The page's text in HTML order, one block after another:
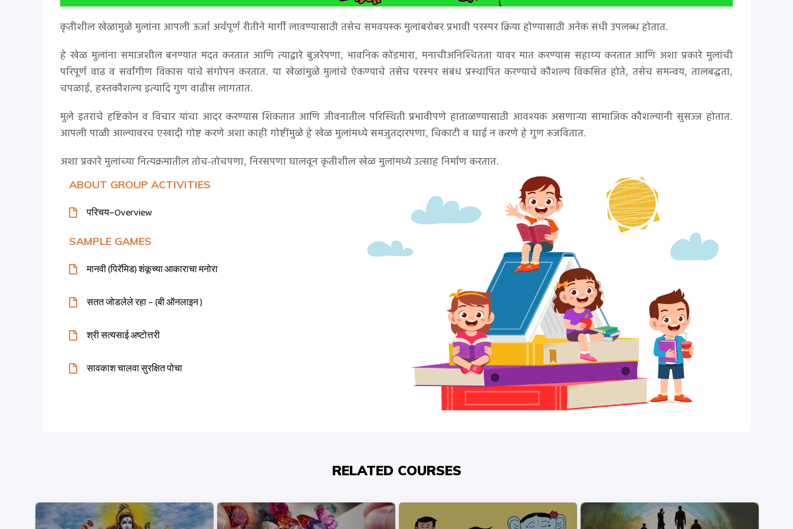
कृतीशील खेळांमुळे मुलांना आपली ऊर्जा अर्थपूर्ण रीतीने मार्गी लावण्यासाठी तसेच समवयस्क मुलांबरोबर प्रभावी परस्पर क्रिया होण्यासाठी अनेक संधी उपलब्ध होतात.
हे खेळ मुलांना समाजशील बनण्यात मदत करतात आणि त्याद्वारे बुजरेपणा, भावनिक कोंडमारा, मनाचीअनिश्चितता यावर मात करण्यास सहाय्य करतात आणि अशा प्रकारे मुलांची
परिपूर्ण वाढ व सर्वांगीण विकास यांचे संगोपन करतात. या खेळांमुळे मुलांचे ऐकण्याचे तसेच परस्पर संबंध प्रस्थापित करण्याचे कौशल्य विकसित होते, तसेच समन्वय, तालबद्धता,
चपळाई, हस्तकौशल्य इत्यादि गुण वाढीस लागतात.
मुले इतरांचे दृष्टिकोन व विचार यांचा आदर करण्यास शिकतात आणि जीवनातील परिस्थिती प्रभावीपणे हाताळण्यासाठी आवश्यक असणाऱ्या सामाजिक कौशल्यांनी सुसज्ज होतात.
आपली पाळी आल्यावरच एखादी गोष्ट करणे अशा काही गोष्टींमुळे हे खेळ मुलांमध्ये समजुतदारपणा, चिकाटी व घाई न करणे हे गुण रुजवितात.
अशा प्रकारे मुलांच्या नित्यक्रमातील तोच-तोचपणा, निरसपणा घालवून कृतीशील खेळ मुलांमध्ये उत्साह निर्माण करतात.
ABOUT GROUP ACTIVITIES
परिचय–Overview
SAMPLE GAMES
मानवी (पिरॅमिड) शंकूच्या आकाराचा मनोरा
सतत जोडलेले रहा – (बी ऑनलाइन )
श्री सत्यसाई अष्टोत्तरी
सावकाश चालवा सुरक्षित पोचा
RELATED COURSES